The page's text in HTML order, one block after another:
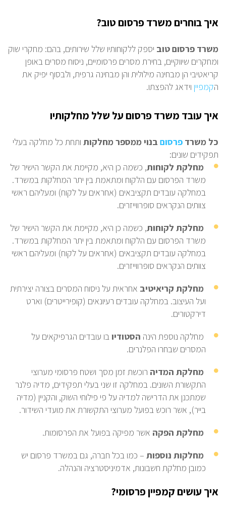
איך בוחרים משרד פרסום טוב?
משרד פרסום טוב יספק ללקוחותיו שלל שירותים, בהם: מחקרי שוק
ומחקרים שיווקיים, בחירת מסרים פרסומיים, ניסוח מסרים באופן
קריאטיבי הן מבחינה מילולית והן מבחינה גרפית, ולבסוף יפיק את
הקמפיין וידאג להפצתו.
איך עובד משרד פרסום על שלל מחלקותיו
כל משרד פרסום בנוי ממספר מחלקות ותחת כל מחלקה בעלי
תפקידים שונים:
מחלקת לקוחות, כשמה כן היא, מקיימת את הקשר הישיר של
משרד הפרסום עם הלקוח ומתאמת בין יתר המחלקות במשרד.
במחלקה עובדים תקציבאים (אחראים על לקוח) ומעליהם ראשי
צוותים הנקראים סופרווייזרים.
מחלקת לקוחות, כשמה כן היא, מקיימת את הקשר הישיר של
משרד הפרסום עם הלקוח ומתאמת בין יתר המחלקות במשרד.
במחלקה עובדים תקציבאים (אחראים על לקוח) ומעליהם ראשי
צוותים הנקראים סופרווייזרים.
מחלקת קריאיטיב אחראית על ניסוח המסרים בצורה יצירתית
ועל העיצוב. במחלקה עובדים רעיונאים (קופירייטרים) וארט
דירקטורים.
מחלקה נוספת הינה הסטודיובו עובדים הגרפיקאים על
המסרים שבחרו הפלנרים.
מחלקת המדיה רוכשת זמן מסך ושטח פרסומי מערוצי
התקשורת השונים. במחלקה זו שני בעלי תפקידים, מדיה פלנר
שמתכנן את הדרישה למדיה על פי פילוחי השוק, והקניין (מדיה
בייר), אשר רוכש בפועל מערוצי התקשורת את מועדי השידור.
מחלקת הפקה אשר מפיקה בפועל את הפרסומות.
מחלקות נוספות – כמו בכל חברה, גם במשרד פרסום יש
כמובן מחלקת חשבונות, אדמיניסטרציה והנהלה.
איך עושים קמפיין פרסומי?